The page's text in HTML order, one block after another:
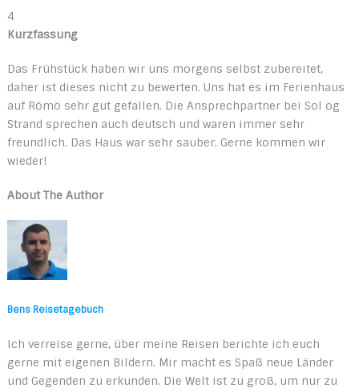
4
Kurzfassung
Das Frühstück haben wir uns morgens selbst zubereitet,
daher ist dieses nicht zu bewerten. Uns hat es im Ferienhaus
auf Römö sehr gut gefallen. Die Ansprechpartner bei Sol og
Strand sprechen auch deutsch und waren immer sehr
freundlich. Das Haus war sehr sauber. Gerne kommen wir
wieder!
About The Author
Bens Reisetagebuch
Ich verreise gerne, über meine Reisen berichte ich euch
gerne mit eigenen Bildern. Mir macht es Spaß neue Länder
und Gegenden zu erkunden. Die Welt ist zu groß, um nur zu